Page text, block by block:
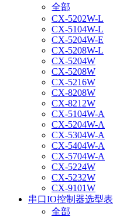
全部
CX-5202W-L
CX-5104W-L
CX-5204W-E
CX-5208W-L
CX-5204W
CX-5208W
CX-5216W
CX-8208W
CX-8212W
CX-5104W-A
CX-5204W-A
CX-5304W-A
CX-5404W-A
CX-5704W-A
CX-5224W
CX-5232W
CX-9101W
串口IO控制器选型表
全部